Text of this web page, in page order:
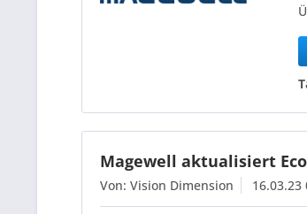
Magewell aktualisiert
Von: Vision Dimension 16.03.23